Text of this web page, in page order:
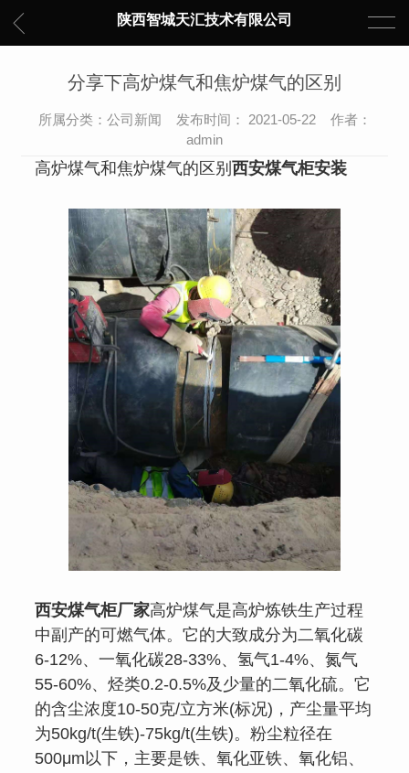
陕西智城天汇技术有限公司
分享下高炉煤气和焦炉煤气的区别
所属分类：公司新闻 发布时间： 2021-05-22 作者：
admin
高炉煤气和焦炉煤气的区别西安煤气柜安装
西安煤气柜厂家高炉煤气是高炉炼铁生产过程
中副产的可燃气体。它的大致成分为二氧化碳
6-12%、一氧化碳28-33%、氢气1-4%、氮气
55-60%、烃类0.2-0.5%及少量的二氧化硫。它
的含尘浓度10-50克/立方米(标况)，产尘量平均
为50kg/t(生铁)-75kg/t(生铁)。粉尘粒径在
500μm以下，主要是铁、氧化亚铁、氧化铝、